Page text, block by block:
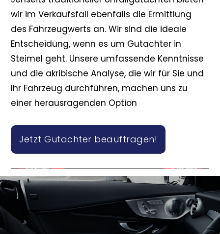
wir im Verkaufsfall ebenfalls die Ermittlung
des Fahrzeugwerts an. Wir sind die ideale
Entscheidung, wenn es um Gutachter in
Steimel geht. Unsere umfassende Kenntnisse
und die akribische Analyse, die wir für Sie und
Ihr Fahrzeug durchführen, machen uns zu
einer herausragenden Option
Jetzt Gutachter beauftragen!